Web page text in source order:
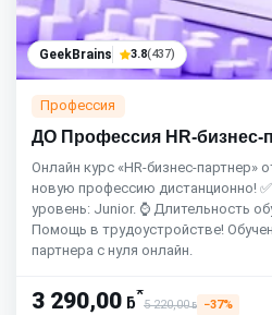
GeekBrains 3.8(437)
Профессия
ДО Профессия HR-бизнес-
Онлайн курс «HR-бизнес-партнер»
новую профессию дистанционно!
уровень: Junior. ⌚ Длительность
Помощь в трудоустройстве!
партнера с нуля онлайн.
3 290,00 ƃ*
5 220,00ƃ −37%